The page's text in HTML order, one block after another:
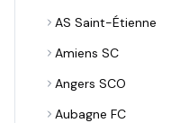
AS Saint-Étienne
Amiens SC
Angers SCO
Aubagne FC